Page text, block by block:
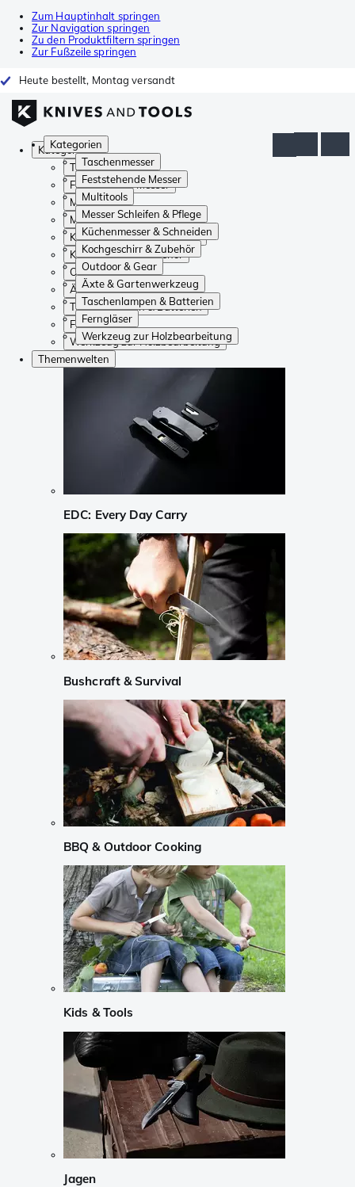
Zum Hauptinhalt springen
Zur Navigation springen
Zu den Produktfiltern springen
Zur Fußzeile springen
Heute bestellt, Montag versandt
Kategorien
Taschenmesser
Feststehende Messer
Multitools
Messer Schleifen & Pflege
Küchenmesser & Schneiden
Kochgeschirr & Zubehör
Outdoor & Gear
Äxte & Gartenwerkzeug
Taschenlampen & Batterien
Ferngläser
Werkzeug zur Holzbearbeitung
Kategorien
Taschenmesser
Feststehende Messer
Multitools
Messer Schleifen & Pflege
Küchenmesser & Schneiden
Kochgeschirr & Zubehör
Outdoor & Gear
Äxte & Gartenwerkzeug
Taschenlampen & Batterien
Ferngläser
Werkzeug zur Holzbearbeitung
Themenwelten
EDC: Every Day Carry
Bushcraft & Survival
BBQ & Outdoor Cooking
Kids & Tools
Jagen